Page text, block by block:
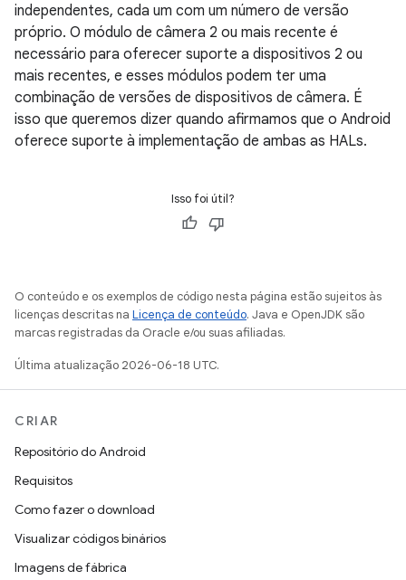
independentes, cada um com um número de versão
próprio. O módulo de câmera 2 ou mais recente é
necessário para oferecer suporte a dispositivos 2 ou
mais recentes, e esses módulos podem ter uma
combinação de versões de dispositivos de câmera. É
isso que queremos dizer quando afirmamos que o Android
oferece suporte à implementação de ambas as HALs.
Isso foi útil?
O conteúdo e os exemplos de código nesta página estão sujeitos às
licenças descritas na Licença de conteúdo. Java e OpenJDK são
marcas registradas da Oracle e/ou suas afiliadas.
Última atualização 2026-06-18 UTC.
CRIAR
Repositório do Android
Requisitos
Como fazer o download
Visualizar códigos binários
Imagens de fábrica